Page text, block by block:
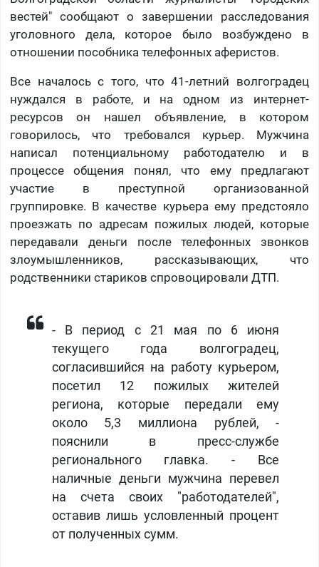
вестей" сообщают о завершении расследования
уголовного дела, которое было возбуждено в
отношении пособника телефонных аферистов.
Все началось с того, что 41-летний волгоградец
нуждался в работе, и на одном из интернет-
ресурсов он нашел объявление, в котором
говорилось, что требовался курьер. Мужчина
написал потенциальному работодателю и в
процессе общения понял, что ему предлагают
участие в преступной организованной
группировке. В качестве курьера ему предстояло
проезжать по адресам пожилых людей, которые
передавали деньги после телефонных звонков
злоумышленников, рассказывающих, что
родственники стариков спровоцировали ДТП.
- В период с 21 мая по 6 июня
текущего года волгоградец,
согласившийся на работу курьером,
посетил 12 пожилых жителей
региона, которые передали ему
около 5,3 миллиона рублей, -
пояснили в пресс-службе
регионального главка. - Все
наличные деньги мужчина перевел
на счета своих "работодателей",
оставив лишь условленный процент
от полученных сумм.